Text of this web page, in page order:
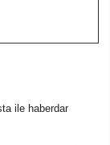
ile haberdar